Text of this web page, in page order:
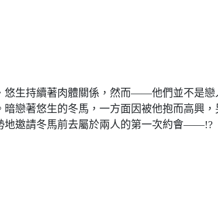
生持續著肉體關係，然而——他們並不是戀
戀著悠生的冬馬，一方面因被他抱而高興
地邀請冬馬前去屬於兩人的第一次約會——!?